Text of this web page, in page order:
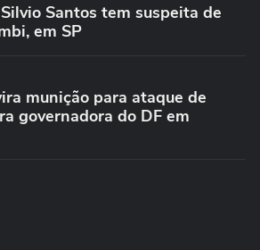
Santos tem suspeita de
em SP
munição para ataque de
governadora do DF em